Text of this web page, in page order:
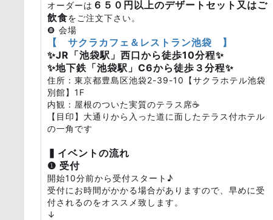
オーダーは ６５０円以上のデザートセット又はご
飲食をご注文下さい。
❽ 会場
【 サクラカフェ＆レストラン池袋 】
✨JR「池袋駅」西口から徒歩10分程✨
✨地下鉄「池袋駅」C6から徒歩３分程✨
住所：東京都豊島区池袋2-39-10【サクラホテル池袋
別館】1F
内観：屋根のついた実質のテラス席☕
【目印】大通りから入った道に面したテラス付ホテル
の一角です
▍イベントの流れ
❶ 受付
開始10分前から受付スタート♪
受付にお時間がかかる場合がありますので、早めに受
付されるのをオススメ致します。
↓